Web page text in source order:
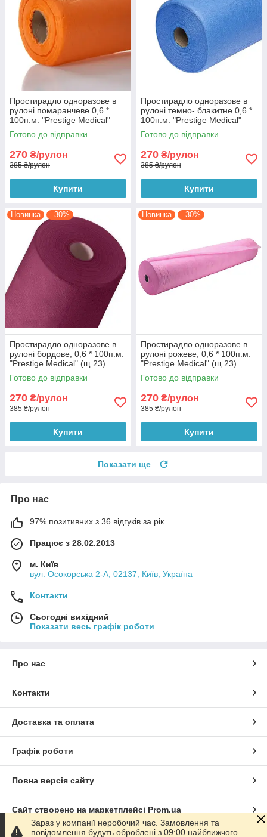
Простирадло одноразове в
рулоні помаранчеве 0,6 *
100п.м. "Prestige Medical"
(щ.23)
Готово до відправки
270 ₴/рулон
385 ₴/рулон
Купити
Простирадло одноразове в
рулоні темно- блакитне 0,6 *
100п.м. "Prestige Medical"
(щ.23)
Готово до відправки
270 ₴/рулон
385 ₴/рулон
Купити
Новинка –30%
Простирадло одноразове в
рулоні бордове, 0,6 * 100п.м.
"Prestige Medical" (щ.23)
Готово до відправки
270 ₴/рулон
385 ₴/рулон
Купити
Новинка –30%
Простирадло одноразове в
рулоні рожеве, 0,6 * 100п.м.
"Prestige Medical" (щ.23)
Готово до відправки
270 ₴/рулон
385 ₴/рулон
Купити
Показати ще
Про нас
97% позитивних з 36 відгуків за рік
Працює з 28.02.2013
м. Київ
вул. Осокорська 2-А, 02137, Київ, Україна
Контакти
Сьогодні вихідний
Показати весь графік роботи
Про нас
Контакти
Доставка та оплата
Графік роботи
Повна версія сайту
Сайт створено на маркетплейсі Prom.ua
Зараз у компанії неробочий час. Замовлення та
повідомлення будуть оброблені з 09:00 найближчого